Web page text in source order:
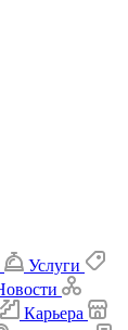
Услуги
Карьера